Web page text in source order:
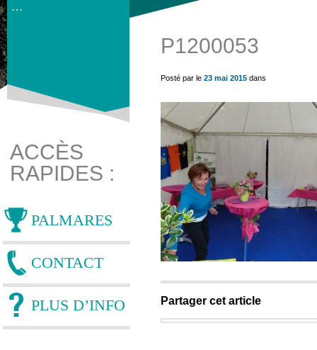
…
get_post_meta(get_the_ID(), 'thumb', true) ?>
ACCÈS
RAPIDES :
PALMARES
CONTACT
PLUS D’INFO
P1200053
Posté par le 23 mai 2015 dans
Partager cet article